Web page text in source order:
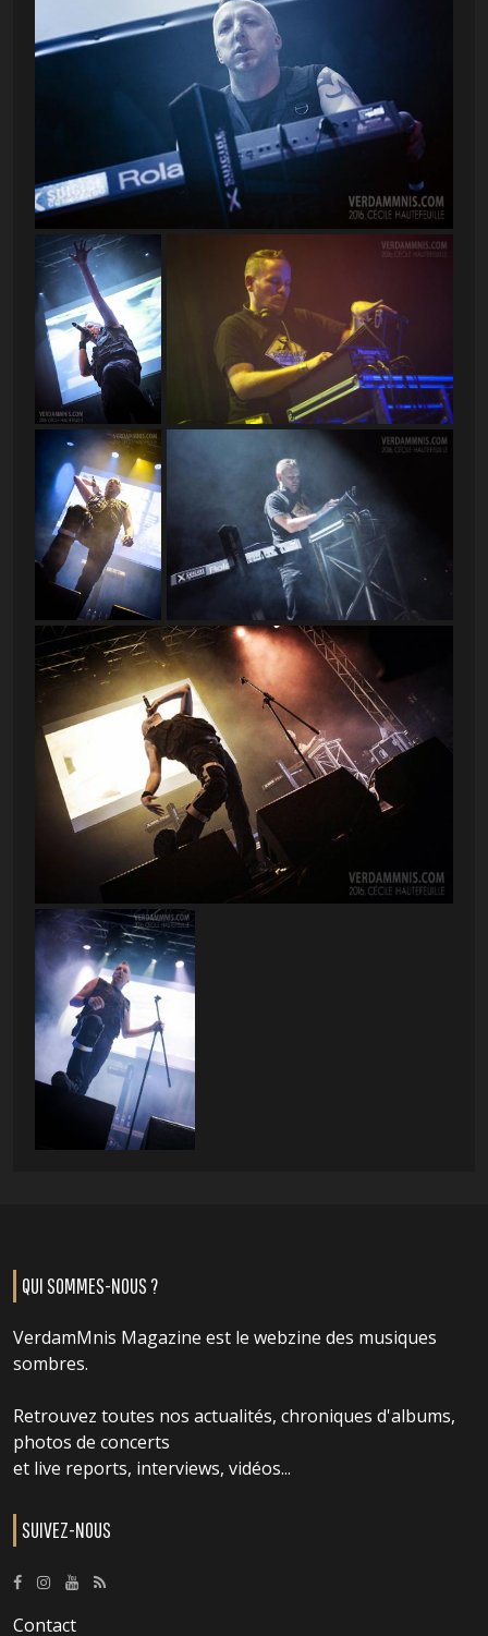
QUI SOMMES-NOUS ?
VerdamMnis Magazine est le webzine des musiques
sombres.
Retrouvez toutes nos actualités, chroniques d'albums,
photos de concerts
et live reports, interviews, vidéos...
SUIVEZ-NOUS
Contact